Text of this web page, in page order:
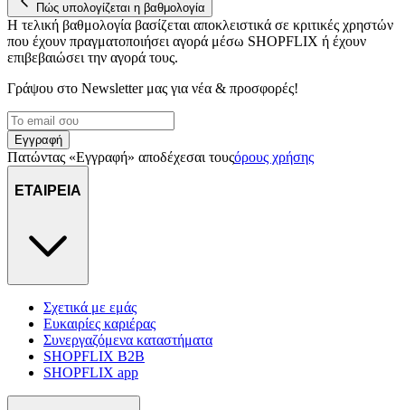
Πώς υπολογίζεται η βαθμολογία
Η τελική βαθμολογία βασίζεται αποκλειστικά σε κριτικές χρηστών
που έχουν πραγματοποιήσει αγορά μέσω SHOPFLIX ή έχουν
επιβεβαιώσει την αγορά τους.
Γράψου στο Νewsletter μας για νέα & προσφορές!
Εγγραφή
Πατώντας «Εγγραφή» αποδέχεσαι τουςόρους χρήσης
ΕΤΑΙΡΕΙΑ
Σχετικά με εμάς
Ευκαιρίες καριέρας
Συνεργαζόμενα καταστήματα
SHOPFLIX B2B
SHOPFLIX app